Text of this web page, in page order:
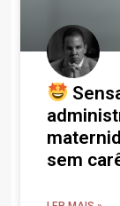
sem